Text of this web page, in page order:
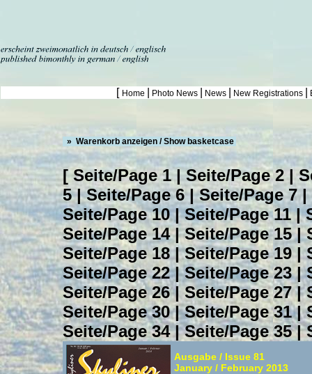
[ Home Photo News News New Registrations
» Warenkorb anzeigen / Show basketcase
[Seite/Page 1|Seite/Page 2|
5|Seite/Page 6|Seite/Page 7|
Seite/Page 10|Seite/Page 11|
Seite/Page 14|Seite/Page 15|
Seite/Page 18|Seite/Page 19|
Seite/Page 22|Seite/Page 23|
Seite/Page 26|Seite/Page 27|
Seite/Page 30|Seite/Page 31|
Seite/Page 34|Seite/Page 35|
Ausgabe / Issue 81
January / February 2013